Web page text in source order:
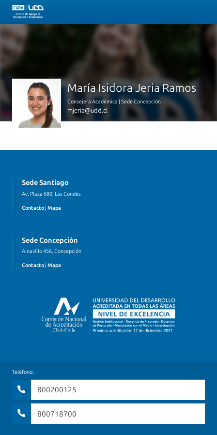
María Isidora Jeria Ramos
Consejera Académica | Sede Concepción
mjeria@udd.cl
Sede Santiago
Av. Plaza 680, Las Condes
Contacto | Mapa
Sede Concepción
Ainavillo 456, Concepción
Contacto Mapa
Teléfono:
800200125
800718700